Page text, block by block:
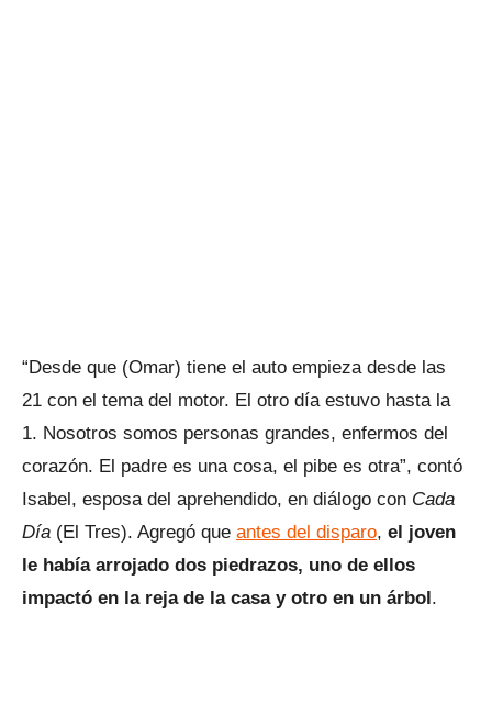
“Desde que (Omar) tiene el auto empieza desde las
21 con el tema del motor. El otro día estuvo hasta la
1. Nosotros somos personas grandes, enfermos del
corazón. El padre es una cosa, el pibe es otra”, contó
Isabel, esposa del aprehendido, en diálogo con Cada
Día (El Tres). Agregó que antes del disparo, el joven
le había arrojado dos piedrazos, uno de ellos
impactó en la reja de la casa y otro en un árbol.